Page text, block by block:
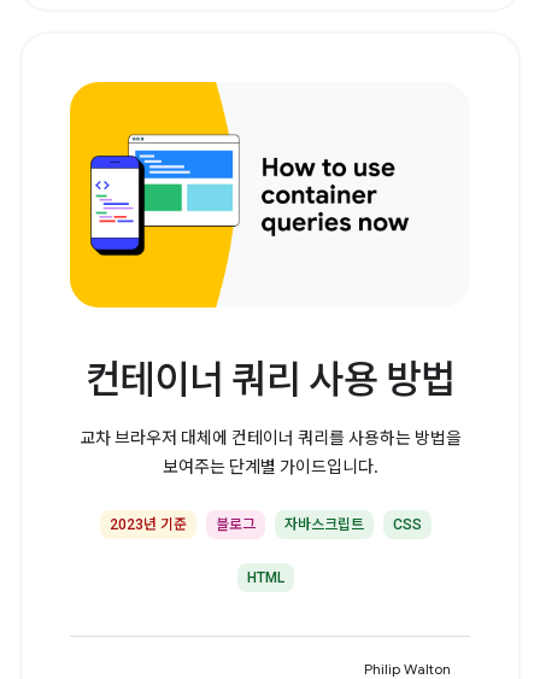
컨테이너 쿼리 사용 방법
교차 브라우저 대체에 컨테이너 쿼리를 사용하는 방법을
보여주는 단계별 가이드입니다.
2023년 기준 블로그 자바스크립트 CSS
HTML
Philip Walton